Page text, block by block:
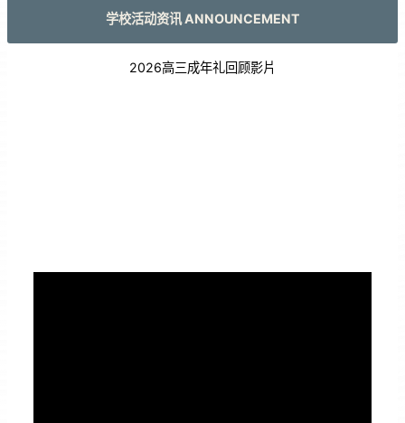
学校活动资讯 ANNOUNCEMENT
2026高三成年礼回顾影片